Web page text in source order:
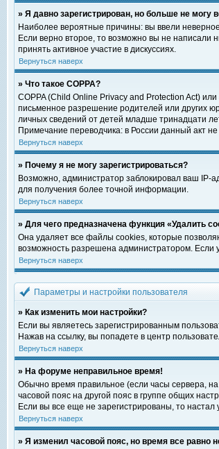
» Я давно зарегистрирован, но больше не могу
Наиболее вероятные причины: вы ввели
Если верно второе, то возможно вы не написали
принять активное участие в дискуссиях.
Вернуться наверх
» Что такое COPPA?
COPPA (Child Online Privacy and Protection Act)
письменное разрешение родителей или других
личных сведений от детей младше тринадцати
Примечание переводчика: в России данный акт
Вернуться наверх
» Почему я не могу зарегистрироваться?
Возможно, администратор заблокировал ваш IP-
для получения более точной информации.
Вернуться наверх
» Для чего предназначена функция «Удалить
Она удаляет все файлы cookies, которые
возможность разрешена администратором.
Вернуться наверх
Параметры и настройки пользователя
» Как изменить мои настройки?
Если вы являетесь зарегистрированным
Нажав на ссылку, вы попадете в центр
Вернуться наверх
» На форуме неправильное время!
Обычно время правильное (если часы сервера,
часовой пояс на другой пояс в группе общих
Если вы все еще не зарегистрированы, то
Вернуться наверх
» Я изменил часовой пояс, но время все равно